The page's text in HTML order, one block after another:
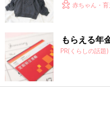
赤ちゃん・
もらえる年
PR(くらしの話題)